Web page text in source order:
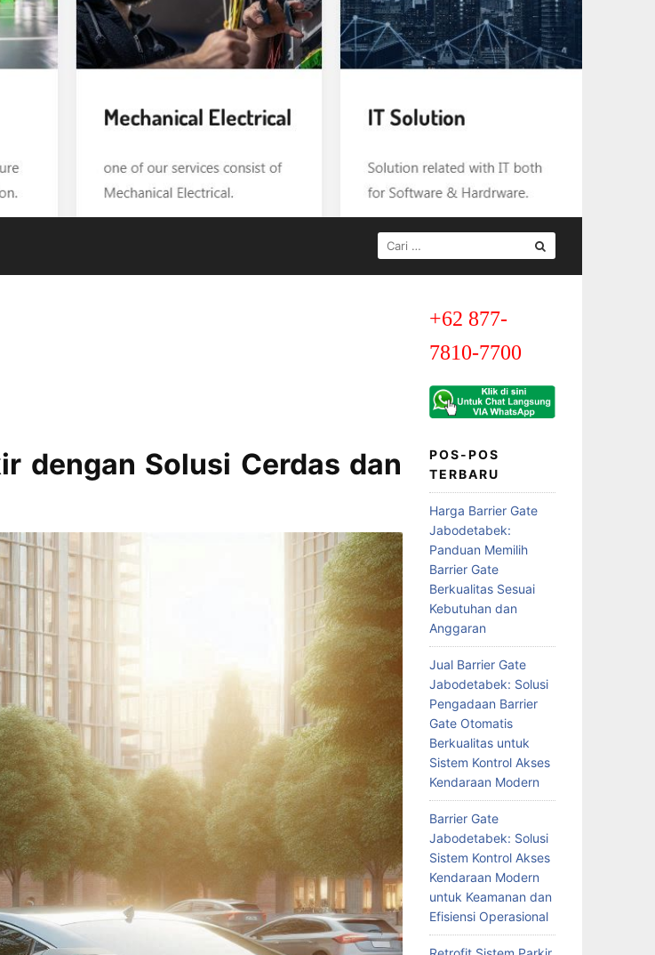
CARI
UNTUK:
dengan Solusi Cerdas dan
+62 877-
7810-7700
POS-POS
TERBARU
Harga Barrier Gate
Jabodetabek:
Panduan Memilih
Barrier Gate
Berkualitas Sesuai
Kebutuhan dan
Anggaran
Jual Barrier Gate
Jabodetabek: Solusi
Pengadaan Barrier
Gate Otomatis
Berkualitas untuk
Sistem Kontrol Akses
Kendaraan Modern
Barrier Gate
Jabodetabek: Solusi
Sistem Kontrol Akses
Kendaraan Modern
untuk Keamanan dan
Efisiensi Operasional